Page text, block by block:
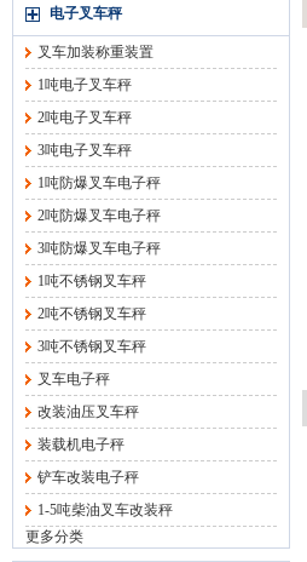
电子叉车秤
叉车加装称重装置
1吨电子叉车秤
2吨电子叉车秤
3吨电子叉车秤
1吨防爆叉车电子秤
2吨防爆叉车电子秤
3吨防爆叉车电子秤
1吨不锈钢叉车秤
2吨不锈钢叉车秤
3吨不锈钢叉车秤
叉车电子秤
改装油压叉车秤
装载机电子秤
铲车改装电子秤
1-5吨柴油叉车改装秤
更多分类